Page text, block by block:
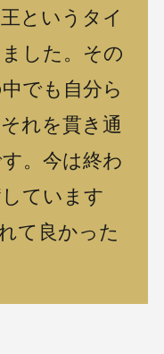
というタイ
した。その
でも自分ら
れを貫き通
。今は終わ
ています
て良かった